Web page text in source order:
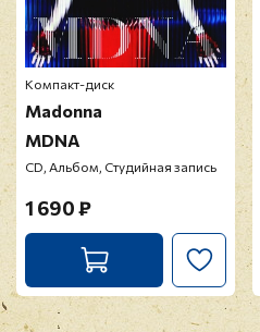
Компакт-диск
Madonna
MDNA
CD, Альбом, Студийная запись
1 690 ₽